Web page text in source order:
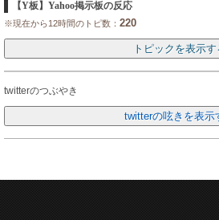
【Y板】Yahoo掲示板の反応
※現在から12時間のトピ数： 220
twitterのつぶやき